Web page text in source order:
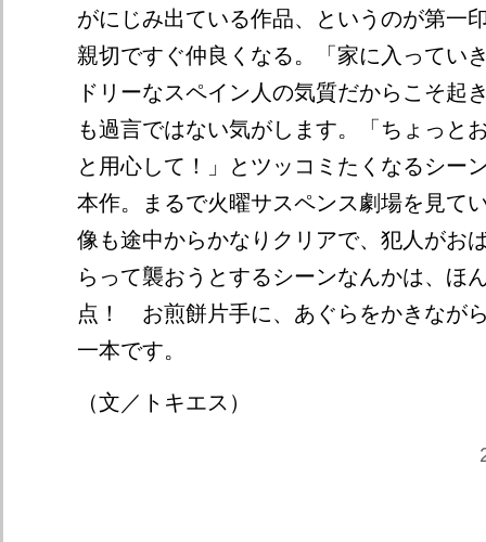
がにじみ出ている作品、というのが第一
親切ですぐ仲良くなる。「家に入ってい
ドリーなスペイン人の気質だからこそ起
も過言ではない気がします。「ちょっと
と用心して！」とツッコミたくなるシー
本作。まるで火曜サスペンス劇場を見て
像も途中からかなりクリアで、犯人がお
らって襲おうとするシーンなんかは、ほ
点！ お煎餅片手に、あぐらをかきなが
一本です。
（文／トキエス）